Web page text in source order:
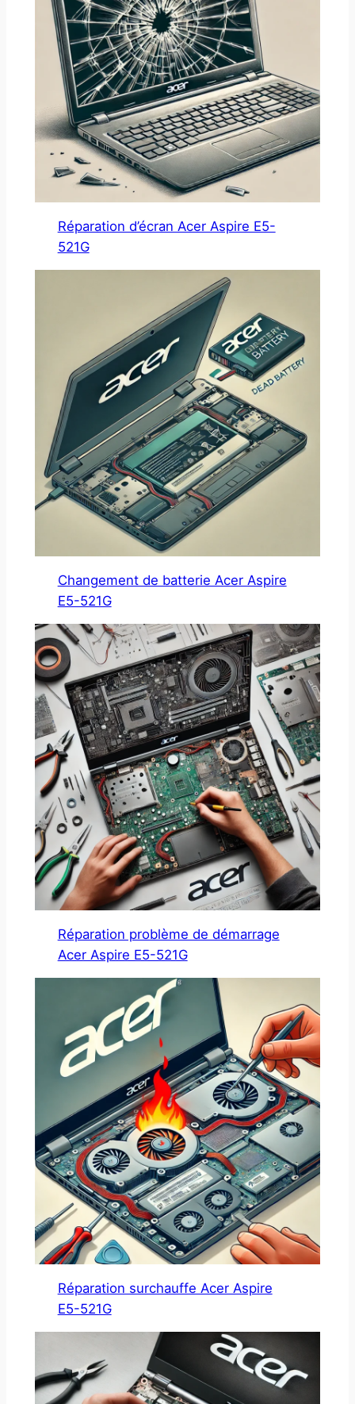
Réparation d’écran Acer Aspire E5-
521G
Changement de batterie Acer Aspire
E5-521G
Réparation problème de démarrage
Acer Aspire E5-521G
Réparation surchauffe Acer Aspire
E5-521G